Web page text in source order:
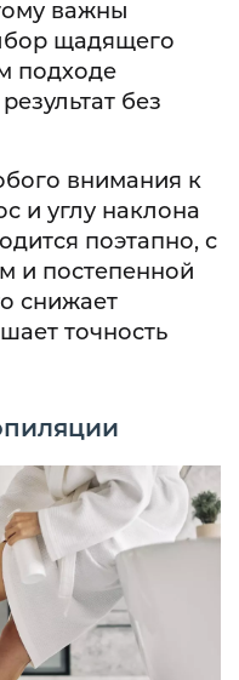
важны
щадящего
подходе
без
внимания к
и углу наклона
поэтапно, с
и постепенной
снижает
точность